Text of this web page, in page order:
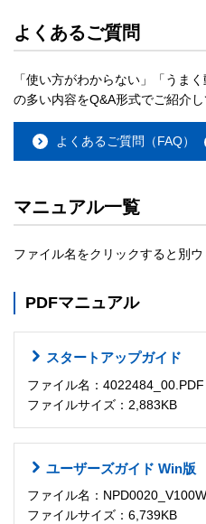
よくあるご質問
「使い方がわからない」「うま
の多い内容をQ&A形式でご紹介し
よくあるご質問（FAQ）
マニュアル一覧
ファイル名をクリックすると別ウ
PDFマニュアル
スタートアップガイド
ファイル名：4022484_00.PDF
ファイルサイズ：2,883KB
ユーザーズガイド Win版
ファイル名：
ファイルサイズ：6,739KB